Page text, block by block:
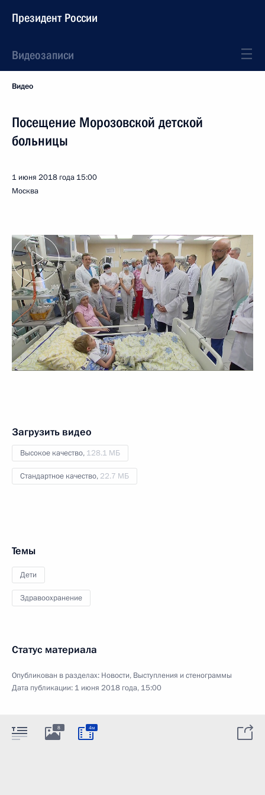
Президент России
Видеозаписи
Видео
Посещение Морозовской детской
больницы
1 июня 2018 года 15:00
Москва
Загрузить видео
Высокое качество, 128.1 МБ
Стандартное качество, 22.7 МБ
Темы
Дети
Здравоохранение
Статус материала
Опубликован в разделах: Новости, Выступления и стенограммы
Дата публикации: 1 июня 2018 года, 15:00
8 4м